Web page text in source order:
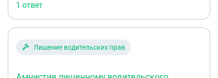
чернобыльцы, служащие полиции и
военнослужащие, участвовавшие в боевых
действиях. Также были освобождены лица,
свободы не больше 5 лет. По словам пресс-
решение о проведении амнистии, приуроченной к
1 ответ
Лишение водительских прав